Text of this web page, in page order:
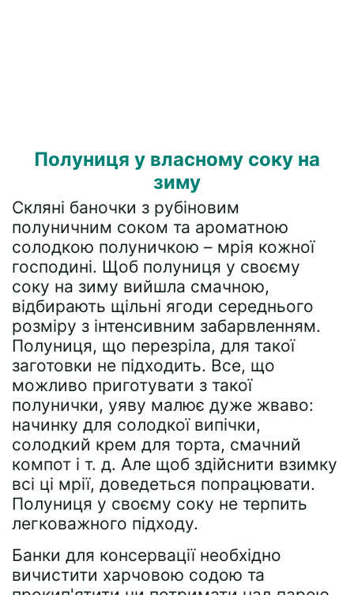
Полуниця у власному соку на
зиму
Скляні баночки з рубіновим
полуничним соком та ароматною
солодкою полуничкою – мрія кожної
господині. Щоб полуниця у своєму
соку на зиму вийшла смачною,
відбирають щільні ягоди середнього
розміру з інтенсивним забарвленням.
Полуниця, що перезріла, для такої
заготовки не підходить. Все, що
можливо приготувати з такої
полунички, уяву малює дуже жваво:
начинку для солодкої випічки,
солодкий крем для торта, смачний
компот і т. д. Але щоб здійснити взимку
всі ці мрії, доведеться попрацювати.
Полуниця у своєму соку не терпить
легковажного підходу.
Банки для консервації необхідно
вичистити харчовою содою та